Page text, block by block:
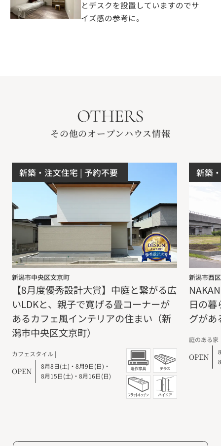
とデスクを設置していますのでサ
イズ感の参考に。
OTHERS
その他のオープンハウス情報
新築・注文住宅 | 予約不要
新潟市中央区文京町
【8月度優秀設計大賞】中庭と繋がる広
いLDKと、親子で寛げる畳コーナーが
あるカフェ風インテリアの住まい（新
潟市中央区文京町）
カフェスタイル |
OPEN
8月8日(土) ・8月9日(日) ・
8月15日(土) ・8月16日(日)
新築
新潟市西
日の
グがあ
庭のある家
OPEN